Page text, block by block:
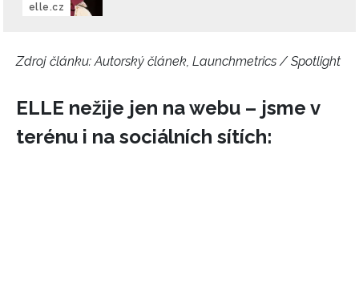
podmínkami společnosti BurdaMedia Extra s.r.o.
Vašimi údaji pracovat zejména k organizaci a
Chcete navíc dostávat i další zajímavé a exkluzivní
informace od našich partnerů? Pokud souhlasíte se
elle.cz
Zdroj článku: Autorský článek, Launchmetrics / Spotlight
ELLE nežije jen na webu – jsme v
terénu i na sociálních sítích: